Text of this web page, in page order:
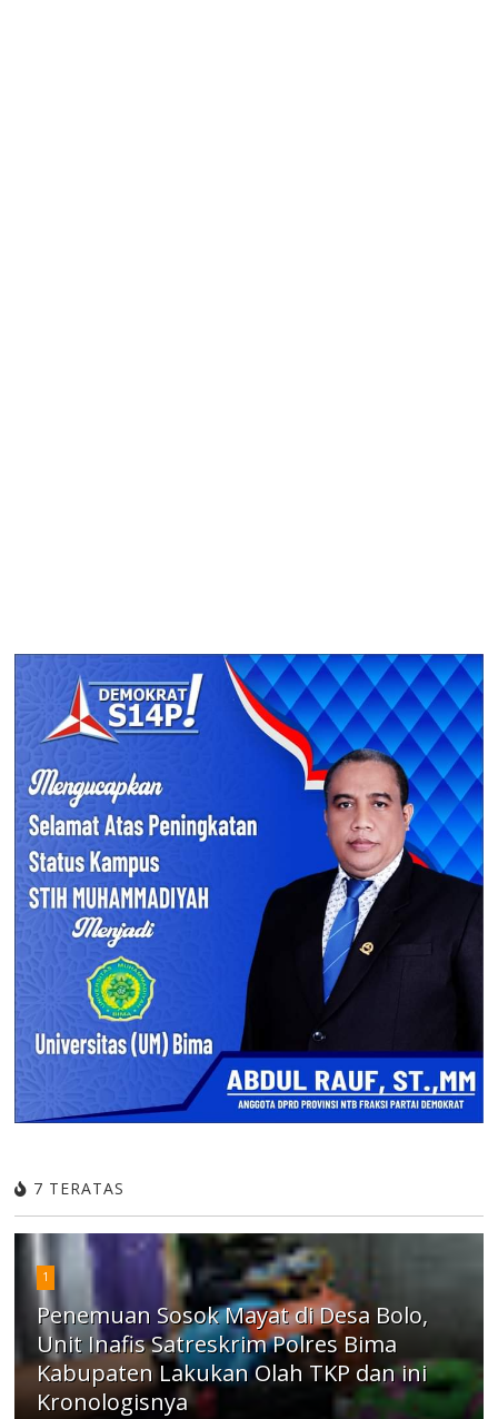
7 TERATAS
1
Penemuan Sosok Mayat di Desa Bolo,
Unit Inafis Satreskrim Polres Bima
Kabupaten Lakukan Olah TKP dan ini
Kronologisnya